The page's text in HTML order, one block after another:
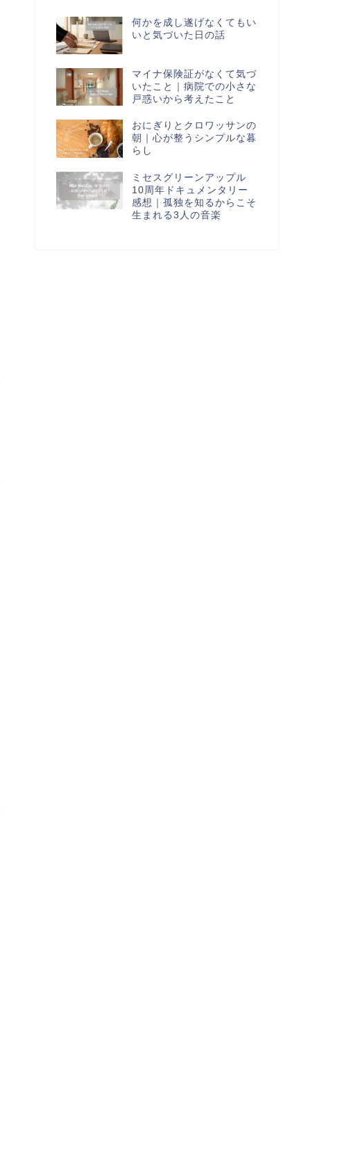
何かを成し遂げなくてもい
いと気づいた日の話
マイナ保険証がなくて気づ
いたこと｜病院での小さな
戸惑いから考えたこと
おにぎりとクロワッサンの
朝｜心が整うシンプルな暮
らし
ミセスグリーンアップル
10周年ドキュメンタリー
感想｜孤独を知るからこそ
生まれる3人の音楽